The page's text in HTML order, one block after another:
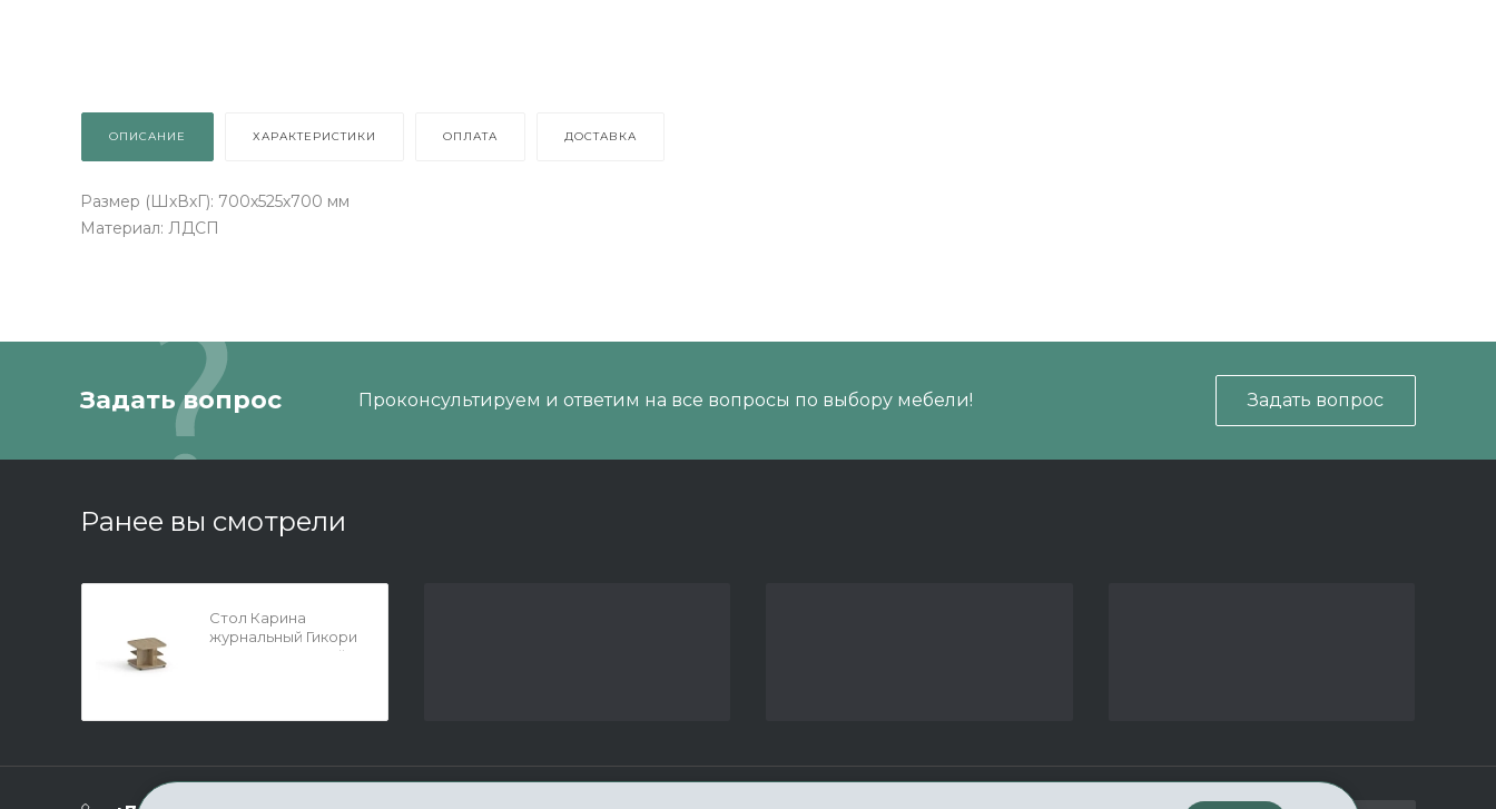
ОПИСАНИЕ ХАРАКТЕРИСТИКИ ОПЛАТА ДОСТАВКА
Размер (ШхВхГ): 700х525х700 мм
Материал: ЛДСП
Задать вопрос Проконсультируем и ответим на все вопросы по выбору мебели! Задать вопрос
Ранее вы смотрели
Стол Карина
журнальный Гикори
Джексон светлый